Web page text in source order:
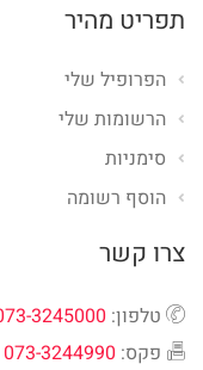
תפריט מהיר
הפרופיל שלי
הרשומות שלי
סימניות
הוסף רשומה
צרו קשר
טלפון: 3245000
פקס: 073-3244990